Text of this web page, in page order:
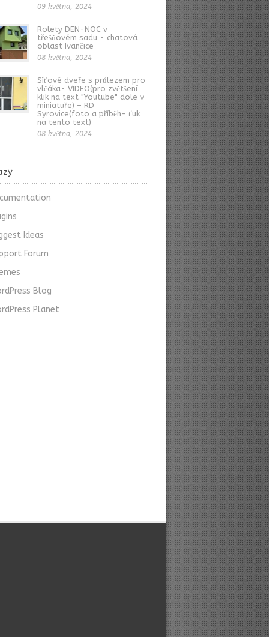
09 května, 2024
Rolety DEN-NOC v
třešňovém sadu - chatová
oblast Ivančice
08 května, 2024
Síťové dveře s průlezem pro
vlčáka- VIDEO(pro zvětšení
klik na text "Youtube" dole v
miniatuře) – RD
Syrovice(foto a příběh- ťuk
na tento text)
08 května, 2024
Ideas
Forum
Blog
Planet